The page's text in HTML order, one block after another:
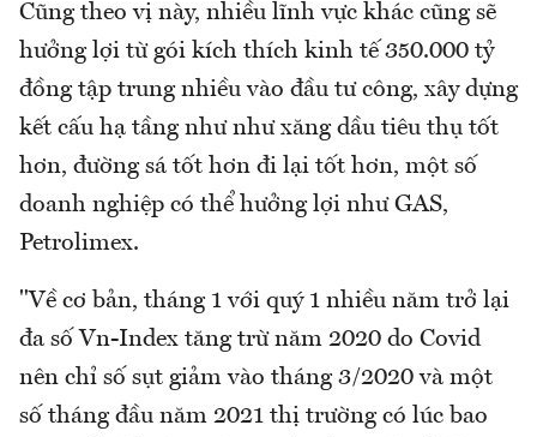
Cũng theo vị này, nhiều lĩnh vực khác cũng sẽ
hưởng lợi từ gói kích thích kinh tế 350.000 tỷ
đồng tập trung nhiều vào đầu tư công, xây dựng
kết cấu hạ tầng như như xăng dầu tiêu thụ tốt
hơn, đường sá tốt hơn đi lại tốt hơn, một số
doanh nghiệp có thể hưởng lợi như GAS,
Petrolimex.
"Về cơ bản, tháng 1 với quý 1 nhiều năm trở lại
đa số Vn-Index tăng trừ năm 2020 do Covid
nên chỉ số sụt giảm vào tháng 3/2020 và một
số tháng đầu năm 2021 thị trường có lúc bao